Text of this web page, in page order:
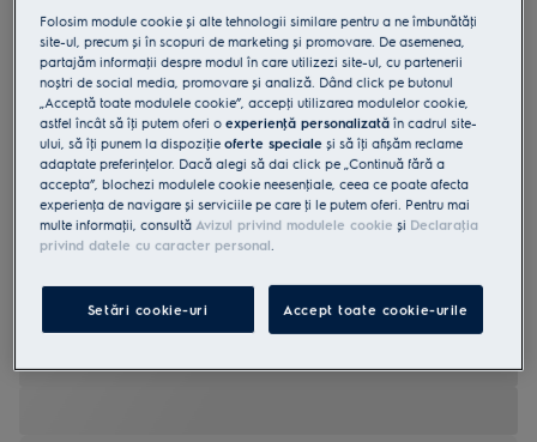
0 (0)
Fișa cu informaţii despre produs
Beneficii
MultiSwitch+ îți oferă o flexibilitate maximă a temperaturii.
MultiSwitch+ poate răci, congela și orice altă variantă intermediară
dorită.
Sertarul ChillZone 0° – ideal pentru pește, fructe de mare și alimente
Folosim module cookie și alte tehnologii similare pentru a ne îmbunătăţi
site-ul, precum și în scopuri de marketing și promovare. De asemenea,
partajăm informaţii despre modul în care utilizezi site-ul, cu partenerii
noștri de social media, promovare și analiză. Dând click pe butonul
„Acceptă toate modulele cookie”, accepţi utilizarea modulelor cookie,
astfel încât să îţi putem oferi oexperienţă personalizată în cadrul site-
ului, să îţi punem la dispoziţieoferte speciale și să îţi afișăm reclame
adaptate preferinţelor. Dacă alegi să dai click pe „Continuă fără a
accepta”, blochezi modulele cookie neesenţiale, ceea ce poate afecta
experienţa de navigare și serviciile pe care ţi le putem oferi. Pentru mai
multe informaţii, consultă Avizul privind modulele cookie și Declaraţia
privind datele cu caracter personal.
Setări cookie-uri Accept toate cookie-urile